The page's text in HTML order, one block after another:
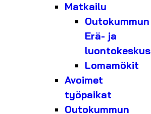
Matkailu
Outokummun
Erä- ja
luontokeskus
Lomamökit
Avoimet
työpaikat
Outokummun